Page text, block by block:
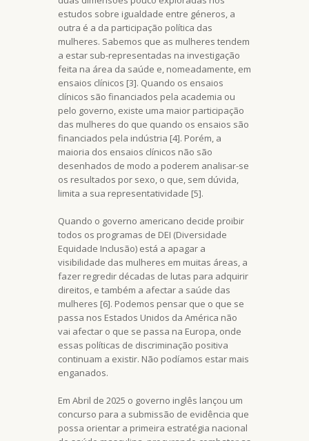
estudos sobre igualdade entre géneros, a
outra é a da participação política das
mulheres. Sabemos que as mulheres tendem
a estar sub-representadas na investigação
feita na área da saúde e, nomeadamente, em
ensaios clínicos [3]. Quando os ensaios
clínicos são financiados pela academia ou
pelo governo, existe uma maior participação
das mulheres do que quando os ensaios são
financiados pela indústria [4]. Porém, a
maioria dos ensaios clínicos não são
desenhados de modo a poderem analisar-se
os resultados por sexo, o que, sem dúvida,
limita a sua representatividade [5].
Quando o governo americano decide proibir
todos os programas de DEI (Diversidade
Equidade Inclusão) está a apagar a
visibilidade das mulheres em muitas áreas, a
fazer regredir décadas de lutas para adquirir
direitos, e também a afectar a saúde das
mulheres [6]. Podemos pensar que o que se
passa nos Estados Unidos da América não
vai afectar o que se passa na Europa, onde
essas políticas de discriminação positiva
continuam a existir. Não podíamos estar mais
enganados.
Em Abril de 2025 o governo inglês lançou um
concurso para a submissão de evidência que
possa orientar a primeira estratégia nacional